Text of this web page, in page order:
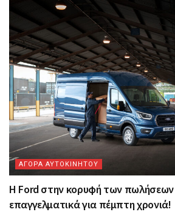
ΑΓΟΡΑ ΑΥΤΟΚΙΝΗΤΟΥ
Η Ford στην κορυφή των
επαγγελματικά για πέμπτη χρονιά!